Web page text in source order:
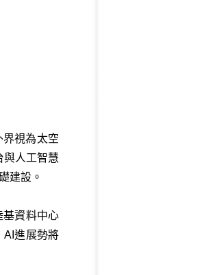
視為太空
與人工智慧
建設。
基資料中心
AI進展勢將